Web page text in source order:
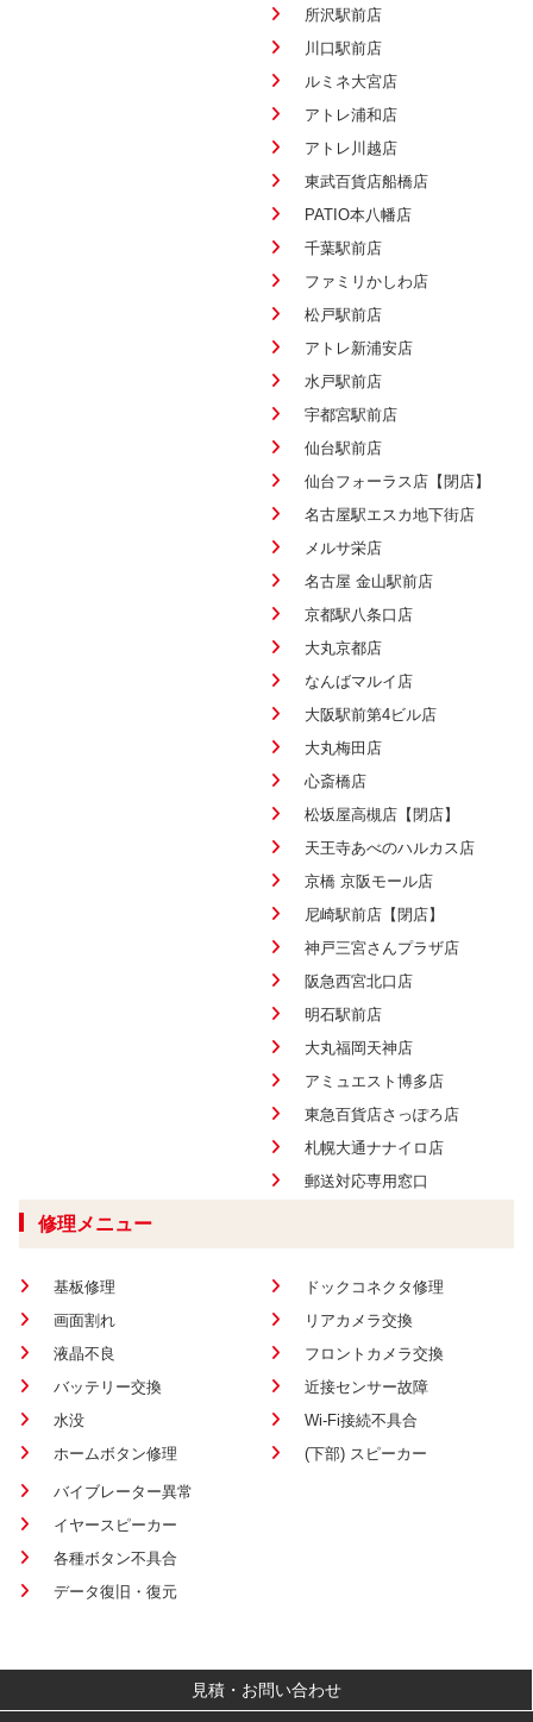
所沢駅前店
川口駅前店
ルミネ大宮店
アトレ浦和店
アトレ川越店
東武百貨店船橋店
PATIO本八幡店
千葉駅前店
ファミリかしわ店
松戸駅前店
アトレ新浦安店
水戸駅前店
宇都宮駅前店
仙台駅前店
仙台フォーラス店【閉店】
名古屋駅エスカ地下街店
メルサ栄店
名古屋 金山駅前店
京都駅八条口店
大丸京都店
なんばマルイ店
大阪駅前第4ビル店
大丸梅田店
心斎橋店
松坂屋高槻店【閉店】
天王寺あべのハルカス店
京橋 京阪モール店
尼崎駅前店【閉店】
神戸三宮さんプラザ店
阪急西宮北口店
明石駅前店
大丸福岡天神店
アミュエスト博多店
東急百貨店さっぽろ店
札幌大通ナナイロ店
郵送対応専用窓口
修理メニュー
基板修理
画面割れ
液晶不良
バッテリー交換
水没
ホームボタン修理
ドックコネクタ修理
リアカメラ交換
フロントカメラ交換
近接センサー故障
Wi-Fi接続不具合
(下部) スピーカー
バイブレーター異常
イヤースピーカー
各種ボタン不具合
データ復旧・復元
見積・お問い合わせ